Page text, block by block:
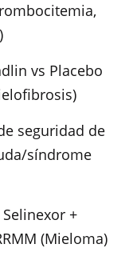
vs Placebo
seguridad de
síndrome
+
(Mieloma)